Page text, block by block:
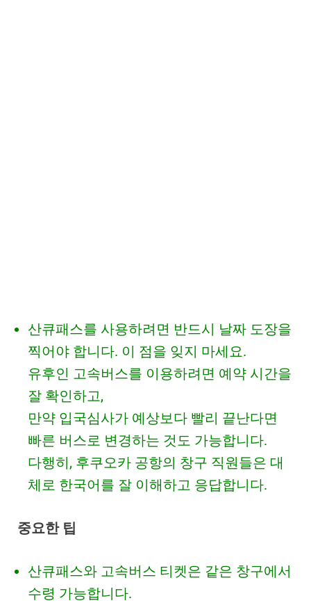
산큐패스를 사용하려면 반드시 날짜 도장을
찍어야 합니다. 이 점을 잊지 마세요.
유후인 고속버스를 이용하려면 예약 시간을
잘 확인하고,
만약 입국심사가 예상보다 빨리 끝난다면
빠른 버스로 변경하는 것도 가능합니다.
다행히, 후쿠오카 공항의 창구 직원들은 대
체로 한국어를 잘 이해하고 응답합니다.
중요한 팁
산큐패스와 고속버스 티켓은 같은 창구에서
수령 가능합니다.